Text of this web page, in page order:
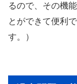
るので、その機
とができて便利
す。）